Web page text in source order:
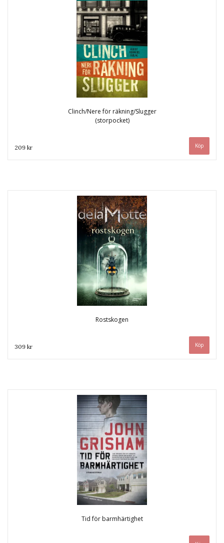
Clinch/Nere för räkning/Slugger
(storpocket)
209 kr
Rostskogen
309 kr
Tid för barmhärtighet